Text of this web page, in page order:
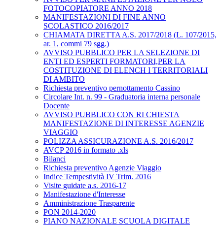
FOTOCOPIATORE ANNO 2018
MANIFESTAZIONI DI FINE ANNO
SCOLASTICO 2016/2017
CHIAMATA DIRETTA A.S. 2017/2018 (L. 107/2015,
ar. 1, commi 79 sgg.)
AVVISO PUBBLICO PER LA SELEZIONE DI
ENTI ED ESPERTI FORMATORI,PER LA
COSTITUZIONE DI ELENCH I TERRITORIALI
DI AMBITO
Richiesta preventivo pernottamento Cassino
Circolare Int. n. 99 - Graduatoria interna personale
Docente
AVVISO PUBBLICO CON RI CHIESTA
MANIFESTAZIONE DI INTERESSE AGENZIE
VIAGGIO
POLIZZA ASSICURAZIONE A.S. 2016/2017
AVCP 2016 in formato .xls
Bilanci
Richiesta preventivo Agenzie Viaggio
Indice Tempestività IV Trim. 2016
Visite guidate a.s. 2016-17
Manifestazione d'Interesse
Amministrazione Trasparente
PON 2014-2020
PIANO NAZIONALE SCUOLA DIGITALE